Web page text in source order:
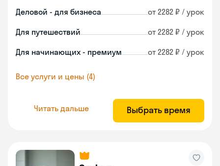
Деловой - для бизнеса от 2282 ₽ / урок
Для путешествий от 2282 ₽ / урок
Для начинающих - премиум от 2282 ₽ / урок
Все услуги и цены (4)
Читать дальше Выбрать время